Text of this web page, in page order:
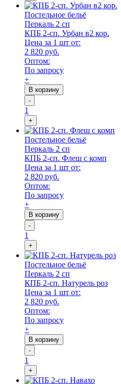
Постельное бельё
Перкаль 2 сп
КПБ 2-сп. Урбан в2 кор.
Цена за 1 шт от:
2 820 руб.
Оптом:
По запросу
+
В корзину
-
1
+
Постельное бельё
Перкаль 2 сп
КПБ 2-сп. Флеш с комп
Цена за 1 шт от:
2 820 руб.
Оптом:
По запросу
+
В корзину
-
1
+
Постельное бельё
Перкаль 2 сп
КПБ 2-сп. Натурель роз
Цена за 1 шт от:
2 820 руб.
Оптом:
По запросу
+
В корзину
-
1
+